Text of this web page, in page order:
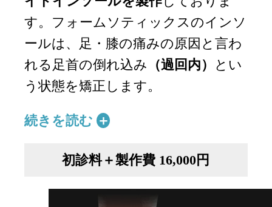
す。フォームソティックスのインソ
ールは、足・膝の痛みの原因と言わ
れる足首の倒れ込み （過回内）
とい
う状態を矯正します。
続きを読む
初診料＋製作費 16,000円